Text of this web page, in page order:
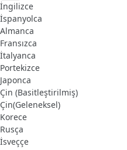
İngilizce
İspanyolca
Almanca
Fransızca
İtalyanca
Portekizce
Japonca
Çin (Basitleştirilmiş)
Çin(Geleneksel)
Korece
Rusça
İsveççe